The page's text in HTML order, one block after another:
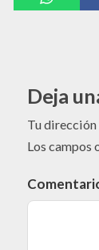
Deja
Tu dirección
Los campos